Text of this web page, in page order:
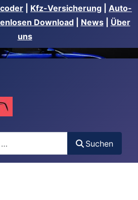
Kfz-Versicherung
Auto-
Download| News| Über
uns
Suchen